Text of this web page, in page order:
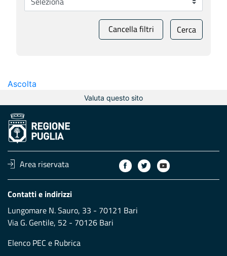
Cancella filtri Cerca
Ascolta
Valuta questo sito
Area riservata
Contatti e indirizzi
Lungomare N. Sauro, 33 - 70121 Bari
Via G. Gentile, 52 - 70126 Bari
Elenco PEC e Rubrica